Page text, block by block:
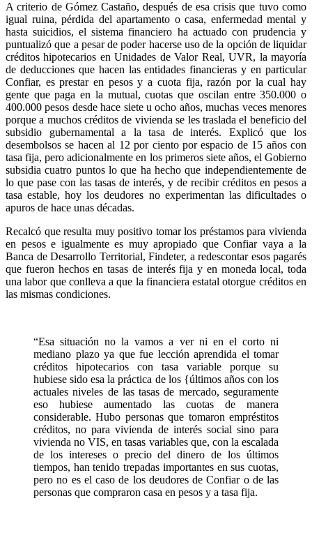
A criterio de Gómez Castaño, después de esa crisis que tuvo como
igual ruina, pérdida del apartamento o casa, enfermedad mental y
hasta suicidios, el sistema financiero ha actuado con prudencia y
puntualizó que a pesar de poder hacerse uso de la opción de liquidar
créditos hipotecarios en Unidades de Valor Real, UVR, la mayoría
de deducciones que hacen las entidades financieras y en particular
Confiar, es prestar en pesos y a cuota fija, razón por la cual hay
gente que paga en la mutual, cuotas que oscilan entre 350.000 o
400.000 pesos desde hace siete u ocho años, muchas veces menores
porque a muchos créditos de vivienda se les traslada el beneficio del
subsidio gubernamental a la tasa de interés. Explicó que los
desembolsos se hacen al 12 por ciento por espacio de 15 años con
tasa fija, pero adicionalmente en los primeros siete años, el Gobierno
subsidia cuatro puntos lo que ha hecho que independientemente de
lo que pase con las tasas de interés, y de recibir créditos en pesos a
tasa estable, hoy los deudores no experimentan las dificultades o
apuros de hace unas décadas.
Recalcó que resulta muy positivo tomar los préstamos para vivienda
en pesos e igualmente es muy apropiado que Confiar vaya a la
Banca de Desarrollo Territorial, Findeter, a redescontar esos pagarés
que fueron hechos en tasas de interés fija y en moneda local, toda
una labor que conlleva a que la financiera estatal otorgue créditos en
las mismas condiciones.
“Esa situación no la vamos a ver ni en el corto ni
mediano plazo ya que fue lección aprendida el tomar
créditos hipotecarios con tasa variable porque su
hubiese sido esa la práctica de los {últimos años con los
actuales niveles de las tasas de mercado, seguramente
eso hubiese aumentado las cuotas de manera
considerable. Hubo personas que tomaron empréstitos
créditos, no para vivienda de interés social sino para
vivienda no VIS, en tasas variables que, con la escalada
de los intereses o precio del dinero de los últimos
tiempos, han tenido trepadas importantes en sus cuotas,
pero no es el caso de los deudores de Confiar o de las
personas que compraron casa en pesos y a tasa fija.